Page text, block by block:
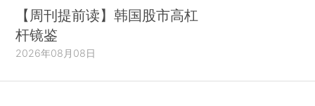
【周刊提前读】韩国股市高杠
杆镜鉴
2026年08月08日